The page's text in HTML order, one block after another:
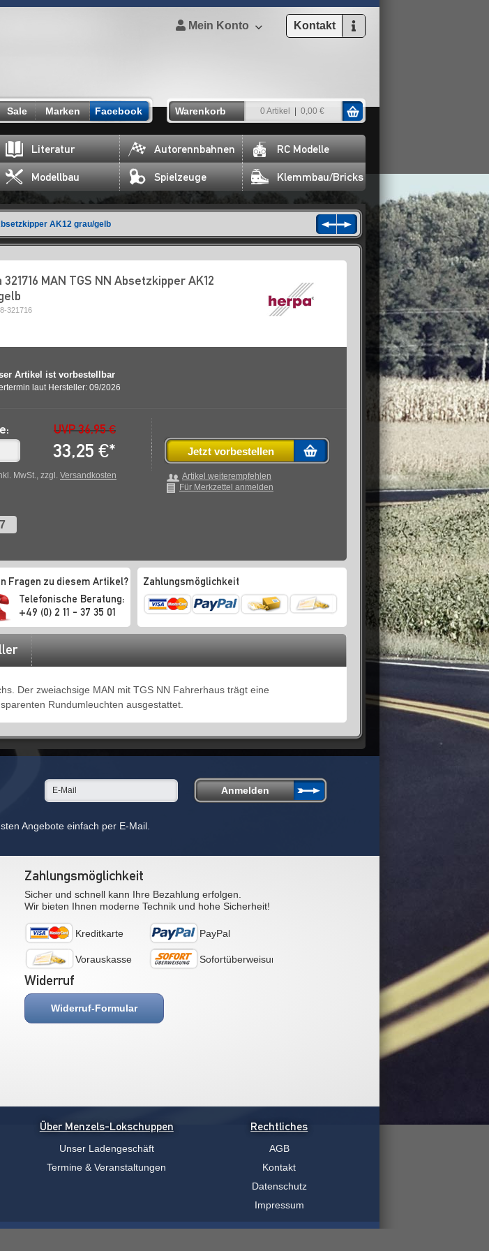
Mein Konto Kontakt
Sale Marken Facebook Warenkorb 0 Artikel 0,00 €
Literatur Autorennbahnen RC Modelle
Modellbau Spielzeuge Klemmbau/Bricks
AK12 grau/gelb
321716 MAN TGS NN Absetzkipper AK12
321716
Artikel ist vorbestellbar
laut Hersteller: 09/2026
UVP 36,95 €
33,25 €*
MwSt., zzgl. Versandkosten
Jetzt vorbestellen
Artikel weiterempfehlen
Für Merkzettel anmelden
Fragen zu diesem Artikel?
Telefonische Beratung:
+49 (0) 2 11 - 37 35 01
Zahlungsmöglichkeit
Der zweiachsige MAN mit TGS NN Fahrerhaus trägt eine
Rundumleuchten ausgestattet.
Angebote einfach per E-Mail.
Zahlungsmöglichkeit
Sicher und schnell kann Ihre Bezahlung erfolgen.
Wir bieten Ihnen moderne Technik und hohe Sicherheit!
Kreditkarte PayPal
Vorauskasse Sofortüberweisung
Widerruf
Widerruf-Formular
Über Menzels-Lokschuppen
Unser Ladengeschäft
Termine & Veranstaltungen
Rechtliches
AGB
Kontakt
Datenschutz
Impressum